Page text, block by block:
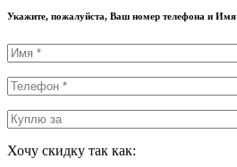
Укажите, пожалуйста, Ваш номер телефона и Имя
Хочу скидку так как: